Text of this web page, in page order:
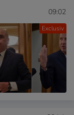
Exclusiv
09:02